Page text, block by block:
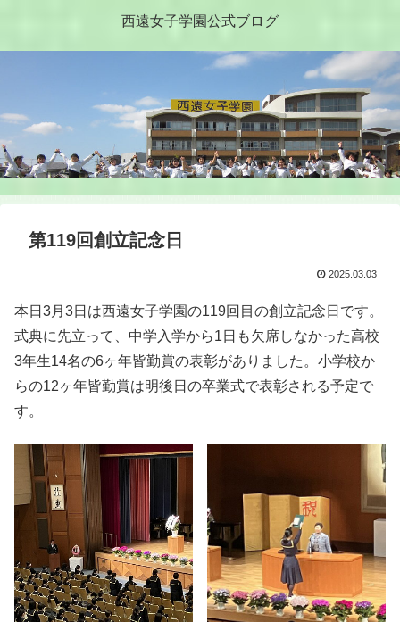
西遠女子学園公式ブログ
第119回創立記念日
2025.03.03
本日3月3日は西遠女子学園の119回目の創立記念日です。
式典に先立って、中学入学から1日も欠席しなかった高校
3年生14名の6ヶ年皆勤賞の表彰がありました。小学校か
らの12ヶ年皆勤賞は明後日の卒業式で表彰される予定で
す。